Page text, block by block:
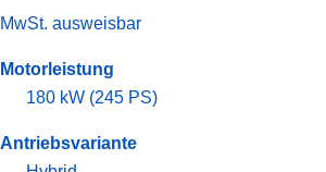
MwSt. ausweisbar
Motorleistung
180 kW (245 PS)
Antriebsvariante